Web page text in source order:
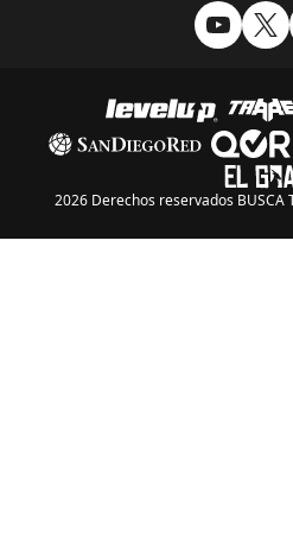
2026 Derechos reservados BUSCA